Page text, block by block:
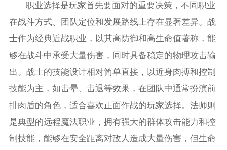
职业选择是玩家首先要面对的重要决策，不同职业
在战斗方式、团队定位和发展路线上存在显著差异。战
士作为经典近战职业，以其高防御和高生命值著称，能
够在战斗中承受大量伤害，同时具备稳定的物理攻击输
出。战士的技能设计相对简单直接，以近身肉搏和控制
技能为主，如击晕、击退等效果，在团队中通常扮演前
排肉盾的角色，适合喜欢正面作战的玩家选择。法师则
是典型的远程魔法职业，拥有强大的群体攻击能力和控
制技能，能够在安全距离对敌人造成大量伤害，但生命